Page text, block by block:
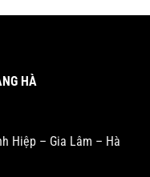
HÀ
Hiệp – Gia Lâm – Hà